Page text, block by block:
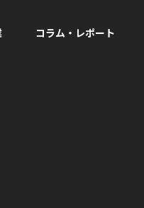
コラム・レポート